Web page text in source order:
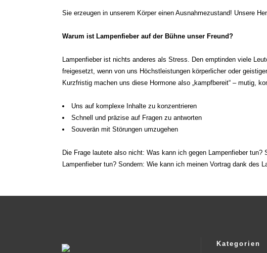
Sie erzeugen in unserem Körper einen Ausnahmezustand! Unsere
Warum ist Lampenfieber auf der Bühne unser Freund?
Lampenfieber ist nichts anderes als Stress. Den emptinden viele
freigesetzt, wenn von uns Höchstleistungen körperlicher oder
Kurzfristig machen uns diese Hormone also „kampfbereit“ – mutig,
Uns auf komplexe Inhalte zu konzentrieren
Schnell und präzise auf Fragen zu antworten
Souverän mit Störungen umzugehen
Die Frage lautete also nicht: Was kann ich gegen Lampenfieber
Lampenfieber tun? Sondern: Wie kann ich meinen Vortrag dank des
Kategorien